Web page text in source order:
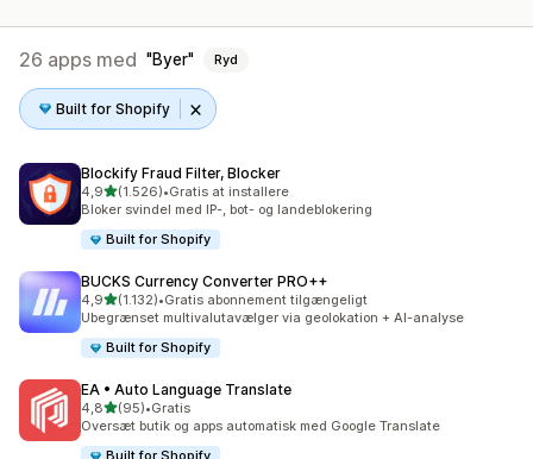
26 apps med Byer Ryd
Built for Shopify
Blockify Fraud Filter, Blocker
4,9ud af 5 stjerner
(1.526)
1526 anmeldelser i alt
•Gratis at installere
Bloker svindel med IP-, bot- og landeblokering
Built for Shopify
BUCKS Currency Converter PRO++
4,9ud af 5 stjerner
(1.132)
1132 anmeldelser i alt
•Gratis abonnement tilgængeligt
Ubegrænset multivalutavælger via geolokation + AI-analyse
Built for Shopify
EA • Auto Language Translate
4,8ud af 5 stjerner
(95)
95 anmeldelser i alt
•Gratis
Oversæt butik og apps automatisk med Google Translate